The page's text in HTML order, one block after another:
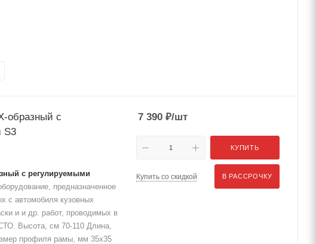
образный с
S3
с регулируемыми
предназначенное
с автомобиля кузовных
и и др. работ, проводимых в
Высота, см 70-110 Длина,
профиля рамы, мм 35х35
7 390 ₽/шт
КУПИТЬ
Купить со скидкой В РАССРОЧКУ